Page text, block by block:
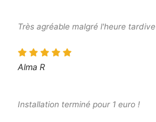
Très agréable malgré l'heure tardive
Alma R
Installation terminé pour 1 euro !